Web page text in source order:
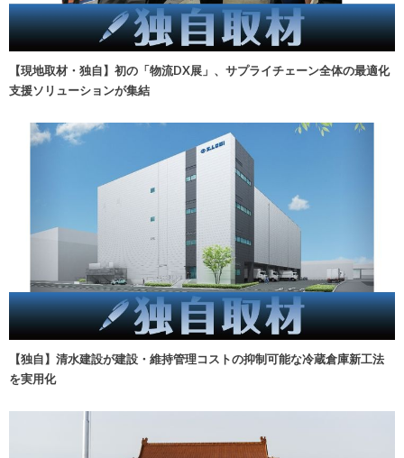
【現地取材・独自】初の「物流DX展」、サプライチェーン全体の最適化
支援ソリューションが集結
【独自】清水建設が建設・維持管理コストの抑制可能な冷蔵倉庫新工法
を実用化